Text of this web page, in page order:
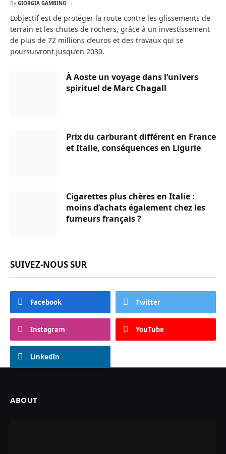
By GIORGIA GAMBINO
L’objectif est de protéger la route contre les glissements de
terrain et les chutes de rochers, grâce à un investissement
de plus de 72 millions d’euros et des travaux qui se
poursuivront jusqu’en 2030.
À Aoste un voyage dans l’univers
spirituel de Marc Chagall
Prix du carburant différent en France
et Italie, conséquences en Ligurie
Cigarettes plus chères en Italie :
moins d’achats également chez les
fumeurs français ?
SUIVEZ-NOUS SUR
Facebook Twitter
Instagram YouTube
LinkedIn
ABOUT